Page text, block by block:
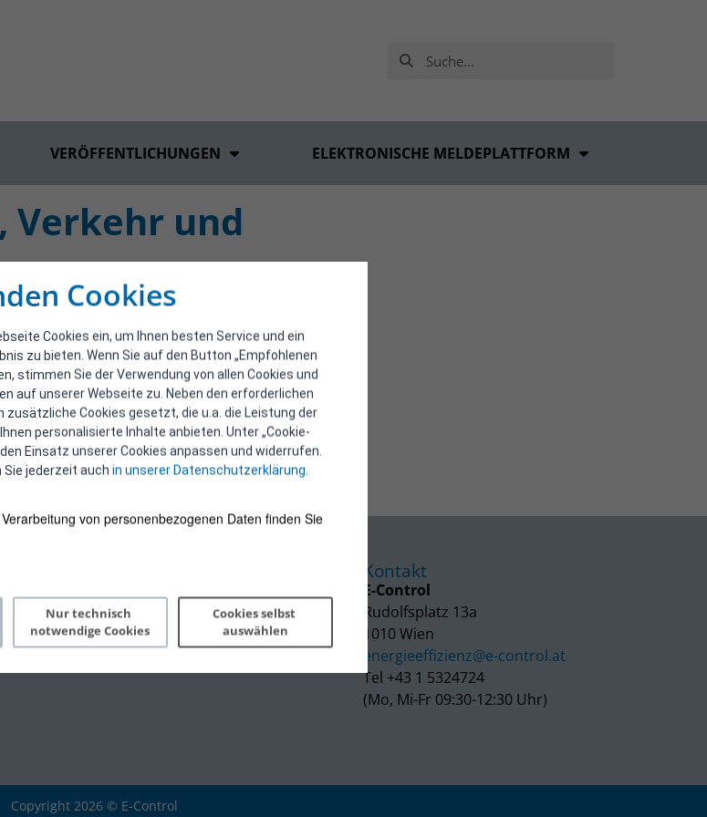
Cookies
Cookies ein, um Ihnen besten Service und ein
zu bieten. Wenn Sie auf den Button „Empfohlenen
stimmen Sie der Verwendung von allen Cookies und
auf unserer Webseite zu. Neben den erforderlichen
zusätzliche Cookies gesetzt, die u.a. die Leistung der
personalisierte Inhalte anbieten. Unter „Cookie-
Einsatz unserer Cookies anpassen und widerrufen.
Sie jederzeit auch in unserer Datenschutzerklärung.
von personenbezogenen Daten finden Sie
Nur technisch
notwendige Cookies
Cookies selbst
auswählen
VERÖFFENTLICHUNGEN ELEKTRONISCHE MELDEPLATTFORM
Verkehr und
Kontakt
E-Control
Rudolfsplatz 13a
1010 Wien
energieeffizienz@e-control.at
Tel +43 1 5324724
(Mo, Mi-Fr 09:30-12:30 Uhr)
Copyright 2026 © E-Control